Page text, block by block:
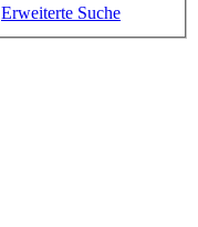
Erweiterte Suche